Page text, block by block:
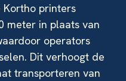
printers
meter in plaats van
operators
Dit verhoogt de
transporteren van